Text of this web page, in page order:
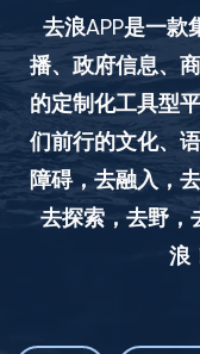
去浪APP是一款
播、政府信息、
的定制化工具型
们前行的文化、
障碍，去融入，
去探索，去野，
浪